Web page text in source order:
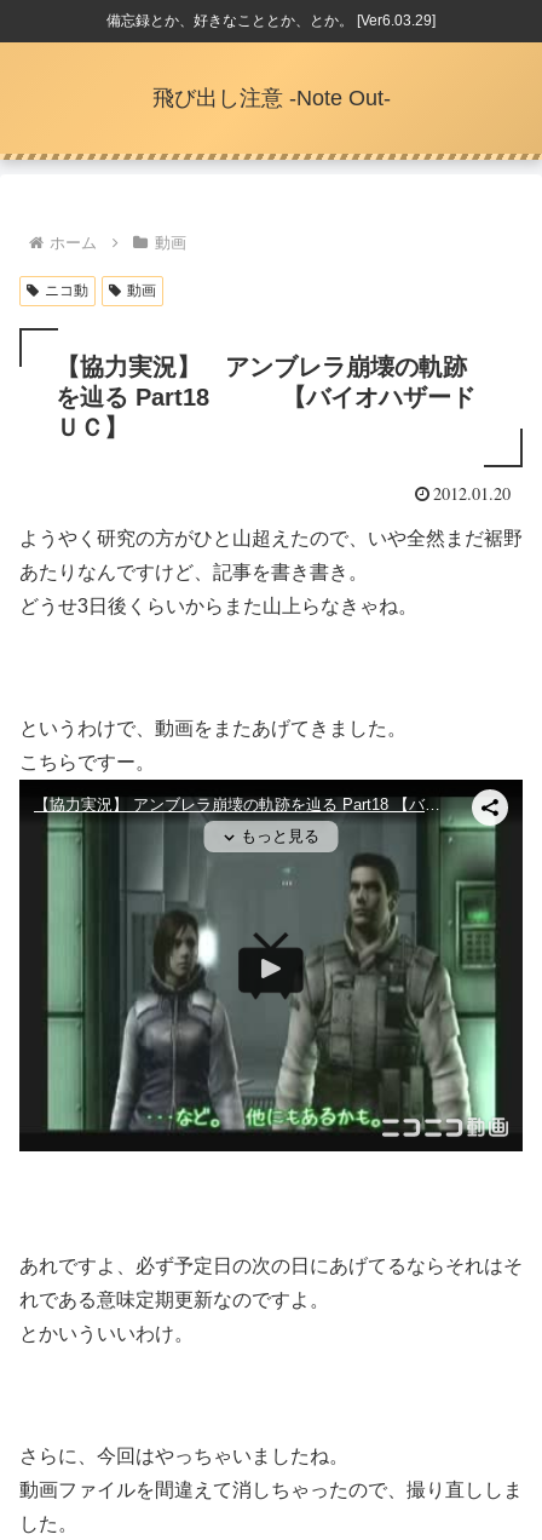
備忘録とか、好きなこととか、とか。 [Ver6.03.29]
飛び出し注意 -Note Out-
ホーム 動画
ニコ動 動画
【協力実況】 アンブレラ崩壊の軌跡
を辿る Part18 【バイオハザード
ＵＣ】
2012.01.20
ようやく研究の方がひと山超えたので、いや全然まだ裾野
あたりなんですけど、記事を書き書き。
どうせ3日後くらいからまた山上らなきゃね。
というわけで、動画をまたあげてきました。
こちらですー。
あれですよ、必ず予定日の次の日にあげてるならそれはそ
れである意味定期更新なのですよ。
とかいういいわけ。
さらに、今回はやっちゃいましたね。
動画ファイルを間違えて消しちゃったので、撮り直ししま
した。